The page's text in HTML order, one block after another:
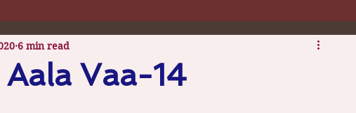
Vaa-14
6 min read